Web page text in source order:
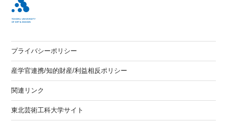
プライバシーポリシー
産学官連携/知的財産/利益相反ポリシー
関連リンク
東北芸術工科大学サイト